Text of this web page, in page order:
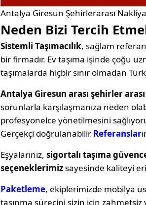
Antalya Giresun Şehirlerarası
Neden Bizi Tercih
Sistemli Taşımacılık, sağlam
bir firmadır. Ev taşıma işinde çoğu
taşımalarda hiçbir sınır olmadan
Antalya Giresun arası şehirler
sorunlarla karşılaşmanıza neden
profesyonelce yönetilmesini
Gerçekçi doğrulanabilir Referanslar
Eşyalarınız, sigortalı taşıma
seçeneklerimizsayesinde kaliteyi
Paketleme, ekiplerimizde mobilya
taşınma sürecini sizin için